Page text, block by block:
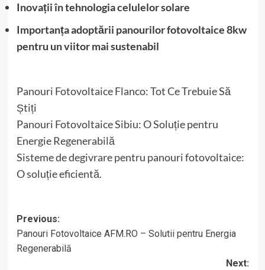
Inovații în tehnologia celulelor solare
Importanța adoptării panourilor fotovoltaice 8kw
pentru un viitor mai sustenabil
Panouri Fotovoltaice Flanco: Tot Ce Trebuie Să
Știți
Panouri Fotovoltaice Sibiu: O Soluție pentru
Energie Regenerabilă
Sisteme de degivrare pentru panouri fotovoltaice:
O soluție eficientă.
Post
navigation
Previous:
Panouri Fotovoltaice AFM.RO – Solutii pentru Energia
Regenerabilă
Next: